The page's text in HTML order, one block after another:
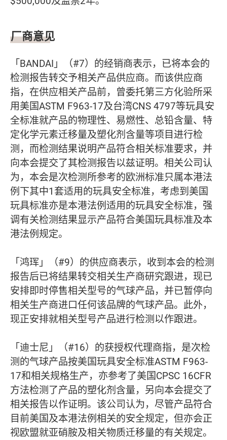
厂商意见
「BANDAI」（#7）的经销商表示，已将本会的
检测报告转交予相关产品供应商。而该供应商
指，在供应相关产品前，曾委托第三方化验所采
用美国ASTM F963-17及台湾CNS 4797等玩具安
全标准就产品的物理性、易燃性、总铅含量、特
定化学元素迁移量及塑化剂含量等项目进行检
测，而检测结果说明产品符合相关标准要求，并
向本会提交了其检测报告以兹证明。相关公司认
为，本会是次检测所参考的欧洲标准只属本港法
例下其中1套适用的玩具安全标准，考虑到美国
玩具标准亦是本港法例适用的玩具安全标准，强
调有关检测结果显示产品符合美国玩具标准及本
港法例规定。
「鸿珲」（#9）的供应商表示，收到本会的检测
报告后已将结果转交相关生产商研究跟进，现已
安排即时停售相关型号的气球产品，并已暂停向
相关生产商进口任何该品牌的气球产品。此外，
现正安排就相关型号产品进行检测以作跟进。
「迪士尼」（#16）的获授权代理商指，是次检
测的气球产品按美国玩具安全标准ASTM F963-
17和相关规格生产，亦参考了美国CPSC 16CFR
方法检测了产品的塑化剂含量，另向本会提交了
相关报告以作证明。该公司认为，尽管产品符合
目前美国及本港法例相关的安全规定，但亦会正
视欧盟就亚硝胺及相关物质迁移量的有关规定。